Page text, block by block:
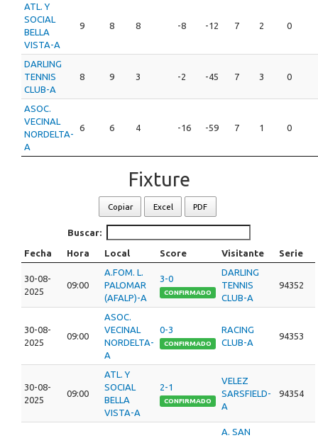
ATL. Y
SOCIAL
BELLA
VISTA-A
9 8 8 -8 -12 7 2 0
DARLING
TENNIS
CLUB-A
8 9 3 -2 -45 7 3 0
ASOC.
VECINAL
NORDELTA-
A
6 6 4 -16 -59 7 1 0
Fixture
Copiar Excel PDF
Buscar:
Fecha Hora Local Score Visitante Serie
30-08-
2025
09:00
A.FOM. L.
PALOMAR
(AFALP)-A
3-0
CONFIRMADO
DARLING
TENNIS
CLUB-A
94352
30-08-
2025
09:00
ASOC.
VECINAL
NORDELTA-
A
0-3
CONFIRMADO
RACING
CLUB-A
94353
30-08-
2025
09:00
ATL. Y
SOCIAL
BELLA
VISTA-A
2-1
CONFIRMADO
VELEZ
SARSFIELD-
A
94354
A. SAN